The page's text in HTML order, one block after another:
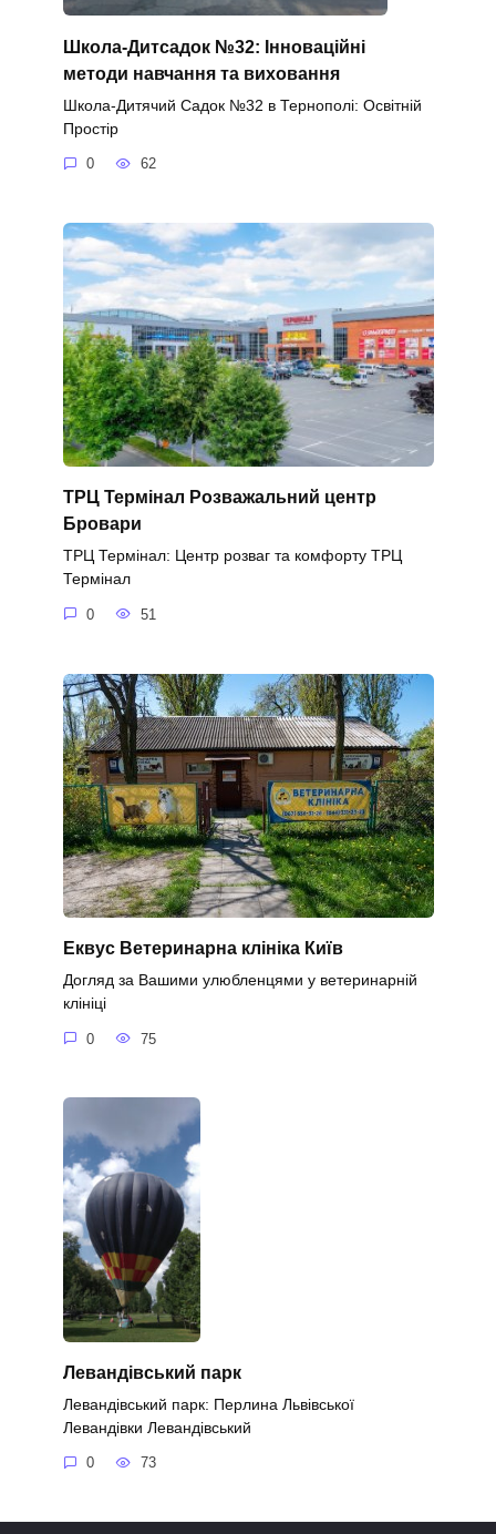
Школа-Дитсадок №32: Інноваційні
методи навчання та виховання
Школа-Дитячий Садок №32 в Тернополі: Освітній
Простір
0 62
ТРЦ Термінал Розважальний центр
Бровари
ТРЦ Термінал: Центр розваг та комфорту ТРЦ
Термінал
0 51
Еквус Ветеринарна клініка Київ
Догляд за Вашими улюбленцями у ветеринарній
клініці
0 75
Левандівський парк
Левандівський парк: Перлина Львівської
Левандівки Левандівський
0 73